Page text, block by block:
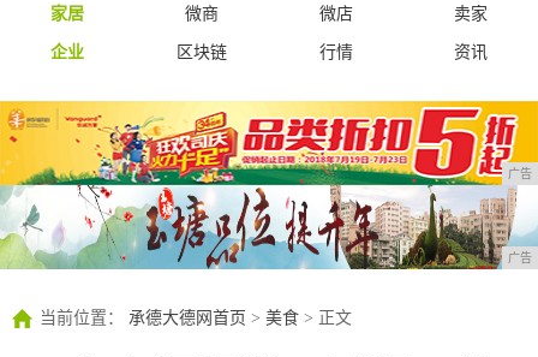
家居
微商 微店
卖家
企业
区块链 行情 资讯
广告
广告
当前位置： 承德大德网首页 > 美食 > 正文